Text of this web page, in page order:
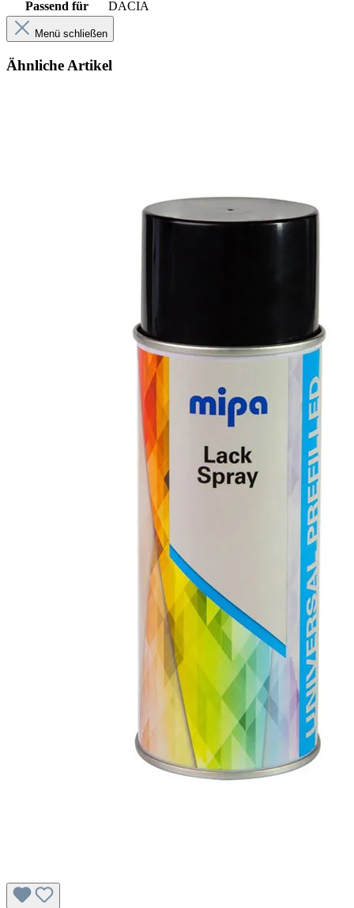
Passend für DACIA
Menü schließen
Ähnliche Artikel